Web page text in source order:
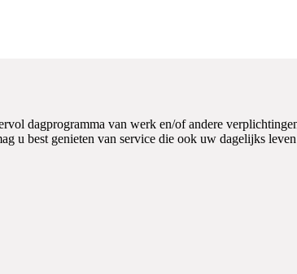
dagprogramma van werk en/of andere
u best genieten van service die ook uw dagelijks leven